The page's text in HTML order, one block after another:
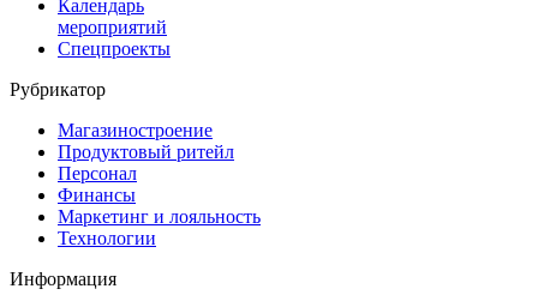
Календарь
мероприятий
Спецпроекты
Рубрикатор
Магазиностроение
Продуктовый ритейл
Персонал
Финансы
Маркетинг и лояльность
Технологии
Информация